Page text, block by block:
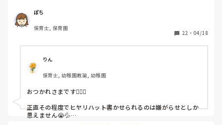
（そう言う本人は書かない）
しかも、上司に↑この内容でも
ちゃんと考えて対策を練って書き込むようにと。
呼ばれて一緒に対策を考えさせられること多数
これだけで30〜40分拘束されて辛いです
皆さんの園はどうですか?
ぽち
保育士, 保育園
22 ・ 04/18
りん
保育士, 幼稚園教諭, 幼稚園
おつかれさまです🙇🏻‍♀️
正直その程度でヒヤリハット書かせられるのは嫌がらせとしか
思えません😭💦